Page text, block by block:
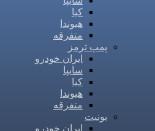
کیا
هیوندا
متفرقه
پمپ ترمز
ایران خودرو
سایپا
کیا
هیوندا
متفرقه
یونیت
ایران خودرو